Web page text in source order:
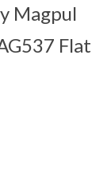
Magpul
Flat